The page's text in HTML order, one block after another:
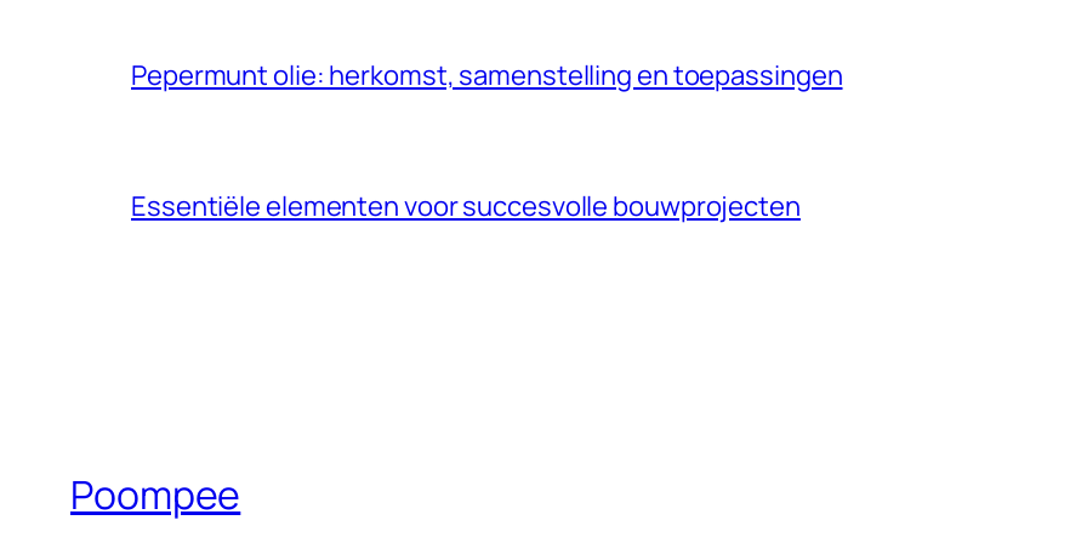
Pepermunt olie: herkomst, samenstelling en toepassingen
Essentiële elementen voor succesvolle bouwprojecten
Poompee